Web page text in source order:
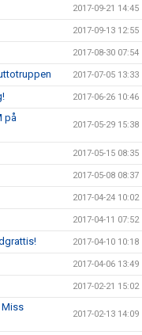
2017-09-21 14:45
2017-09-13 12:55
2017-08-30 07:54
2017-07-05 13:33
2017-06-26 10:46
på
2017-05-29 15:38
2017-05-15 08:35
2017-05-08 08:37
2017-04-24 10:02
2017-04-11 07:52
2017-04-10 10:18
2017-04-06 13:49
2017-02-21 15:02
Miss
2017-02-13 14:09